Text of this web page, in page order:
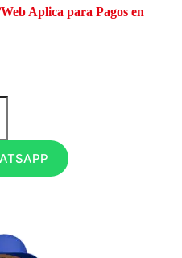
Aplica para Pagos en